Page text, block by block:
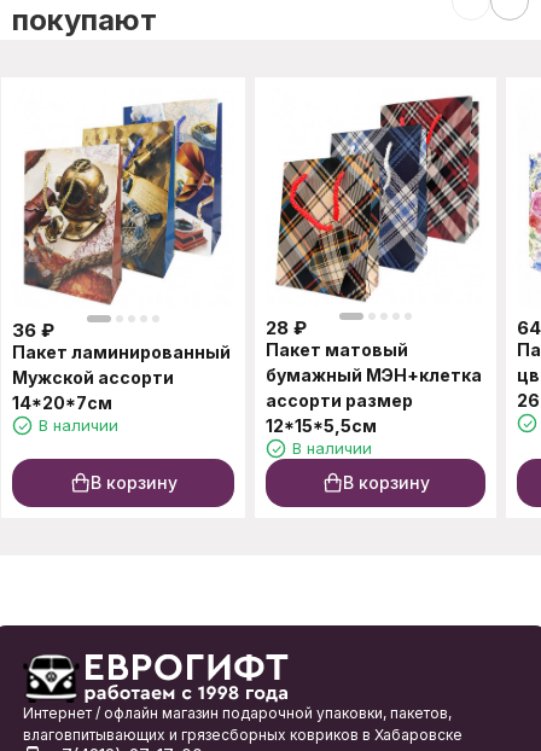
покупают
36 ₽
Пакет ламинированный
Мужской ассорти
14*20*7см
В наличии
В корзину
28 ₽
Пакет матовый
бумажный МЭН+клетка
ассорти размер
12*15*5,5см
В наличии
В корзину
64
Интернет / офлайн магазин подарочной упаковки, пакетов,
влаговпитывающих и грязесборных ковриков в Хабаровске